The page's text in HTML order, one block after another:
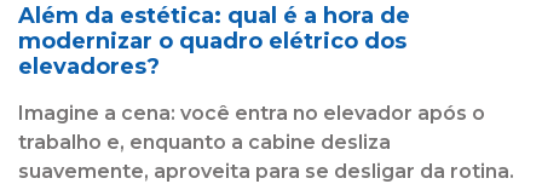
Além da estética: qual é a hora de
modernizar o quadro elétrico dos
elevadores?
Imagine a cena: você entra no elevador após o
trabalho e, enquanto a cabine desliza
suavemente, aproveita para se desligar da rotina.